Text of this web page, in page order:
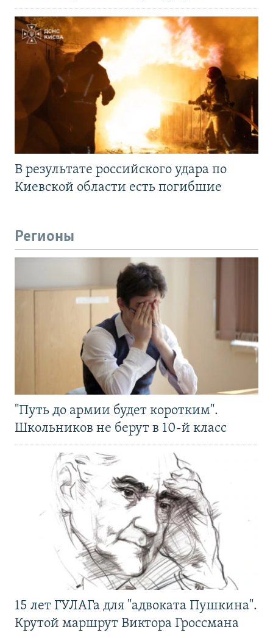
В результате российского удара по
Киевской области есть погибшие
Регионы
"Путь до армии будет коротким".
Школьников не берут в 10-й класс
15 лет ГУЛАГа для "адвоката Пушкина".
Крутой маршрут Виктора Гроссмана